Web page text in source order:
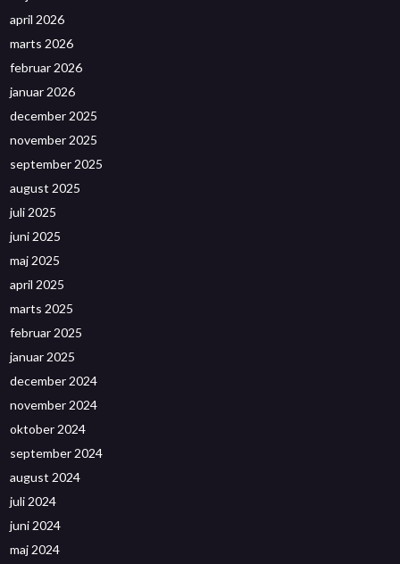
april 2026
marts 2026
februar 2026
januar 2026
december 2025
november 2025
september 2025
august 2025
juli 2025
juni 2025
maj 2025
april 2025
marts 2025
februar 2025
januar 2025
december 2024
november 2024
oktober 2024
september 2024
august 2024
juli 2024
juni 2024
maj 2024